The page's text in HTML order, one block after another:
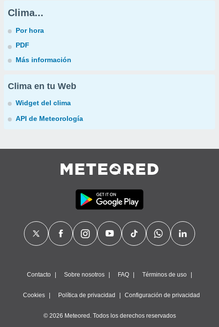
Clima...
Por hora
PDF
Más información
Clima en tu Web
Widget del clima
API de Meteorología
Contacto Sobre nosotros FAQ Términos de uso
Cookies Política de privacidad Configuración de privacidad
© 2026 Meteored. Todos los derechos reservados